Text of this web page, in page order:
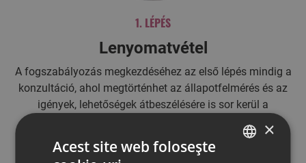
1. LÉPÉS
Lenyomatvétel
A fogszabályozás megkezdéséhez az első lépés mindig a
konzultáció, ahol megtörténhet az állapotfelmérés és az
igények, lehetőségek átbeszélésére is sor kerül a
megkezdésének, éppen ezért a konzultációval egy időben
egy gyors és fájdalommentes lenyomat is készülhet. Erre
×
Acest site web folosește